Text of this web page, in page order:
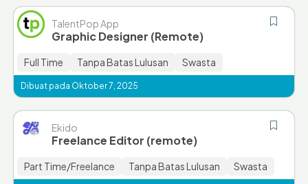
TalentPop App
Graphic Designer (Remote)
Full Time Tanpa Batas Lulusan Swasta
Dibuat pada Oktober 7, 2025
Ekido
Freelance Editor (remote)
Part Time/Freelance Tanpa Batas Lulusan Swasta